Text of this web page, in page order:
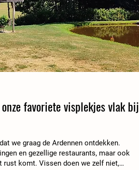
favoriete visplekjes vlak bij
we graag de Ardennen ontdekken.
en gezellige restaurants, maar ook
rust komt. Vissen doen we zelf niet,